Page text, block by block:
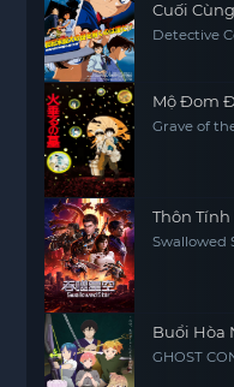
Cuối
Detective
Mộ Đom
Grave of
Thôn Tính
Swallowed
Buổi Hòa
GHOST